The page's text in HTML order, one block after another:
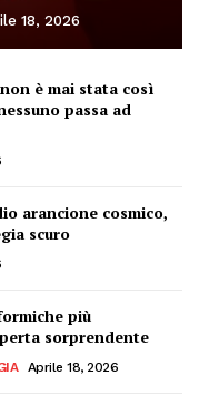
18, 2026
è mai stata così
passa ad
arancione cosmico,
scuro
più
sorprendente
Aprile 18, 2026